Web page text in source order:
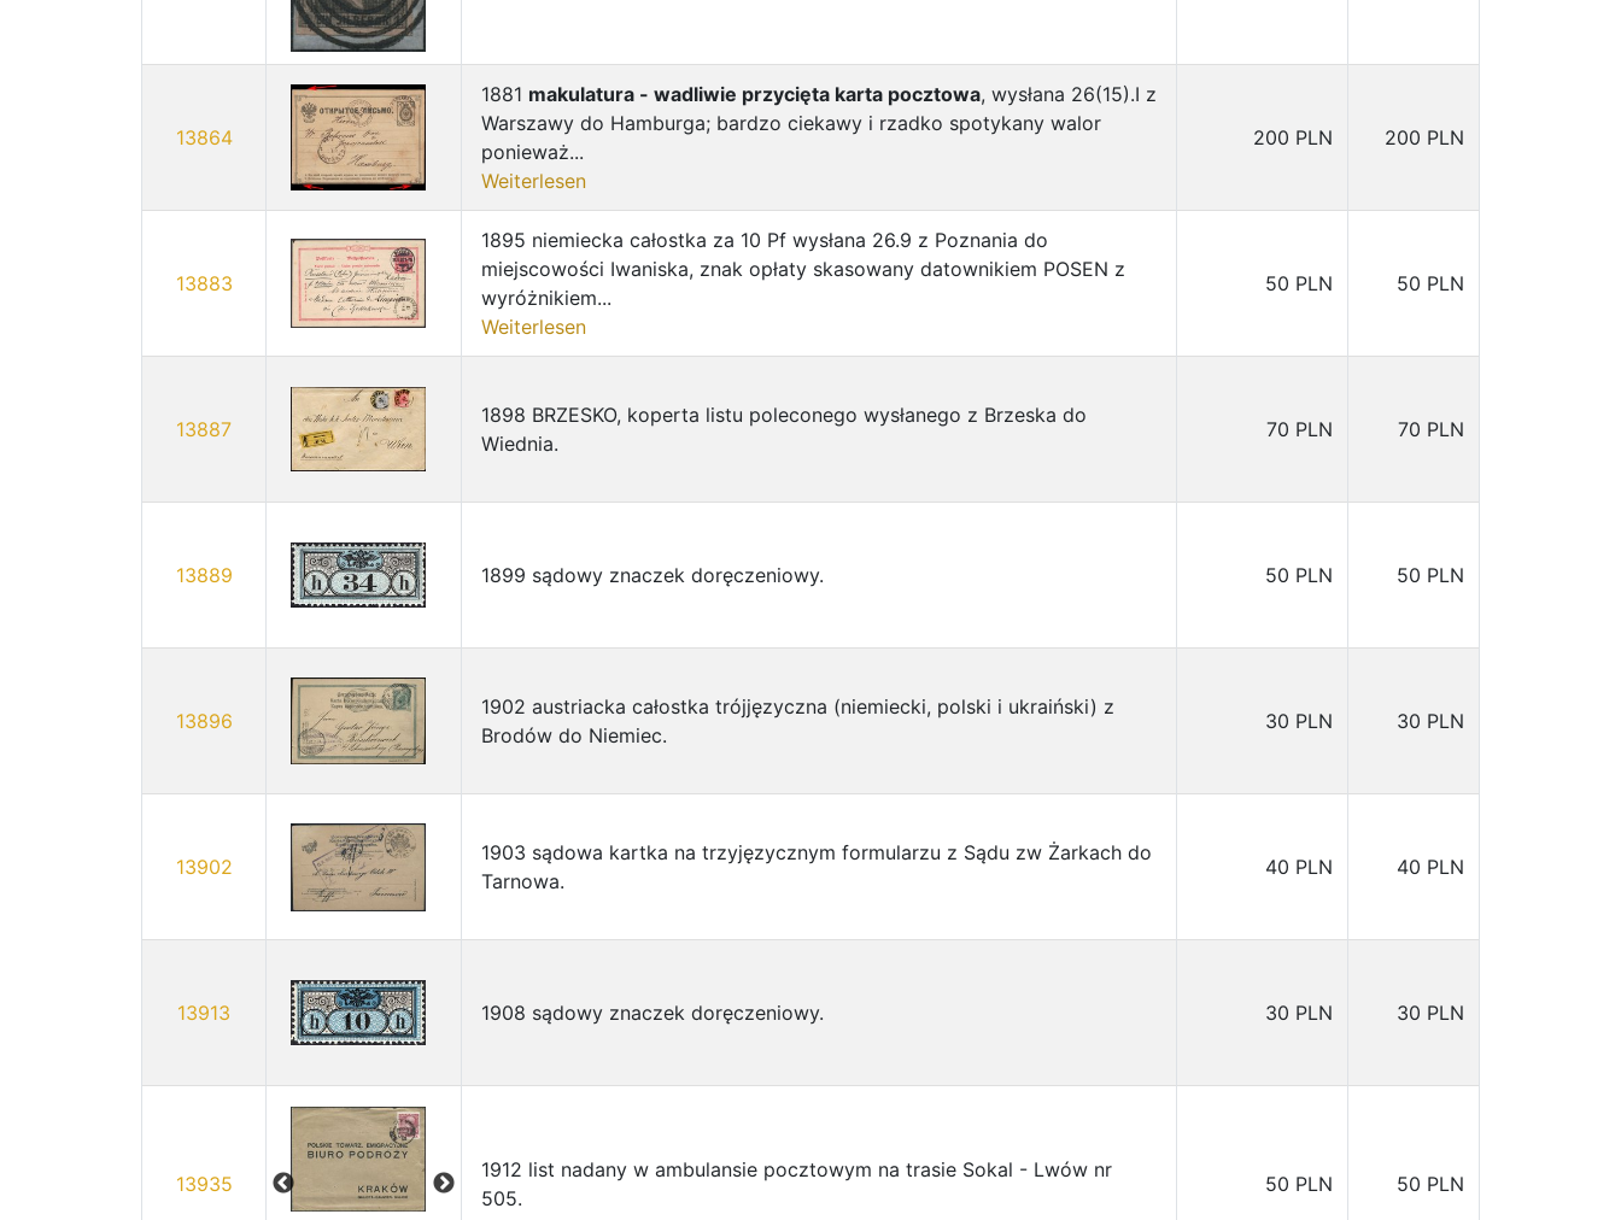
13864
1881 makulatura - wadliwie przycięta karta pocztowa, wysłana 26(15).I z
Warszawy do Hamburga; bardzo ciekawy i rzadko spotykany walor
ponieważ...
Weiterlesen
200 PLN 200 PLN
13883
1895 niemiecka całostka za 10 Pf wysłana 26.9 z Poznania do
miejscowości Iwaniska, znak opłaty skasowany datownikiem POSEN z
wyróżnikiem...
Weiterlesen
50 PLN 50 PLN
13887
1898 BRZESKO, koperta listu poleconego wysłanego z Brzeska do
Wiednia.
70 PLN 70 PLN
13889 1899 sądowy znaczek doręczeniowy. 50 PLN 50 PLN
13896
1902 austriacka całostka trójjęzyczna (niemiecki, polski i ukraiński) z
Brodów do Niemiec.
30 PLN 30 PLN
13902
1903 sądowa kartka na trzyjęzycznym formularzu z Sądu zw Żarkach do
Tarnowa.
40 PLN 40 PLN
13913 1908 sądowy znaczek doręczeniowy. 30 PLN 30 PLN
13935
1912 list nadany w ambulansie pocztowym na trasie Sokal - Lwów nr
505.
50 PLN 50 PLN